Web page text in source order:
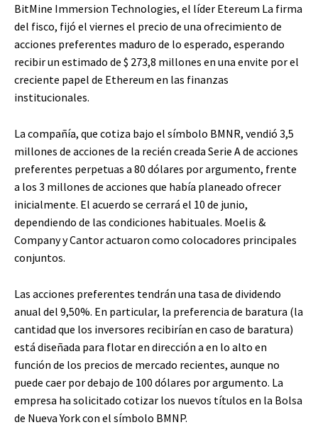
BitMine Immersion Technologies, el líder Etereum La firma
del fisco, fijó el viernes el precio de una ofrecimiento de
acciones preferentes maduro de lo esperado, esperando
recibir un estimado de $ 273,8 millones en una envite por el
creciente papel de Ethereum en las finanzas
institucionales.
La compañía, que cotiza bajo el símbolo BMNR, vendió 3,5
millones de acciones de la recién creada Serie A de acciones
preferentes perpetuas a 80 dólares por argumento, frente
a los 3 millones de acciones que había planeado ofrecer
inicialmente. El acuerdo se cerrará el 10 de junio,
dependiendo de las condiciones habituales. Moelis &
Company y Cantor actuaron como colocadores principales
conjuntos.
Las acciones preferentes tendrán una tasa de dividendo
anual del 9,50%. En particular, la preferencia de baratura (la
cantidad que los inversores recibirían en caso de baratura)
está diseñada para flotar en dirección a en lo alto en
función de los precios de mercado recientes, aunque no
puede caer por debajo de 100 dólares por argumento. La
empresa ha solicitado cotizar los nuevos títulos en la Bolsa
de Nueva York con el símbolo BMNP.